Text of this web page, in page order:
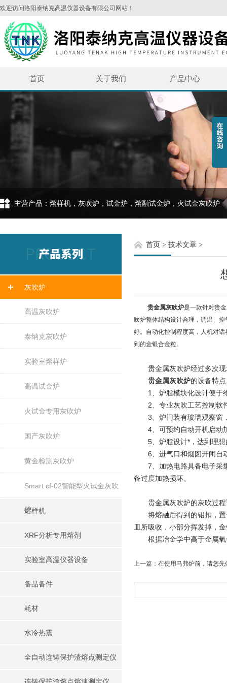
欢迎访问洛阳泰纳克高温仪器设备有限公司网站！
首页 关于我们 产品中心
主营产品：熔样机，灰吹炉，试金炉，熔融试金炉，火试金灰吹炉
灰吹炉
高温灰吹炉
泰纳克灰吹炉
实验室熔样炉
高温试金炉
火试金专用灰吹炉
国产灰吹炉
黄金检测灰吹炉
Smart cf-02智能型火试金灰吹
炉
熔样机
XRF分析专用熔剂
实验室高温仪器设备
备品备件
耗材
水冷热震
全自动连铸保护渣熔点测定仪
首页 > 技术文章 >
贵金属灰吹炉是一款针对贵
吹炉整体结构设计合理，调温、
好。自动化控制程度高，人机对
到的金银合金粒。
贵金属灰吹炉经过多次现
贵金属灰吹炉的设备特
1、炉膛模块化设计便于
2、专业灰吹工艺控制软件
3、炉门装有玻璃观察窗，
4、可预约自动开机启动加
5、炉膛设计*，达到理想
6、进气口和烟囱开闭自动
7、加热电路具备电子采集
备过度加热损坏。
贵金属灰吹炉的灰吹过程
将熔融后得到的铅扣，置
皿所吸收，小部分挥发掉，
根据冶金学中高于金属氧
上一篇： 在使用马弗炉前，请您先